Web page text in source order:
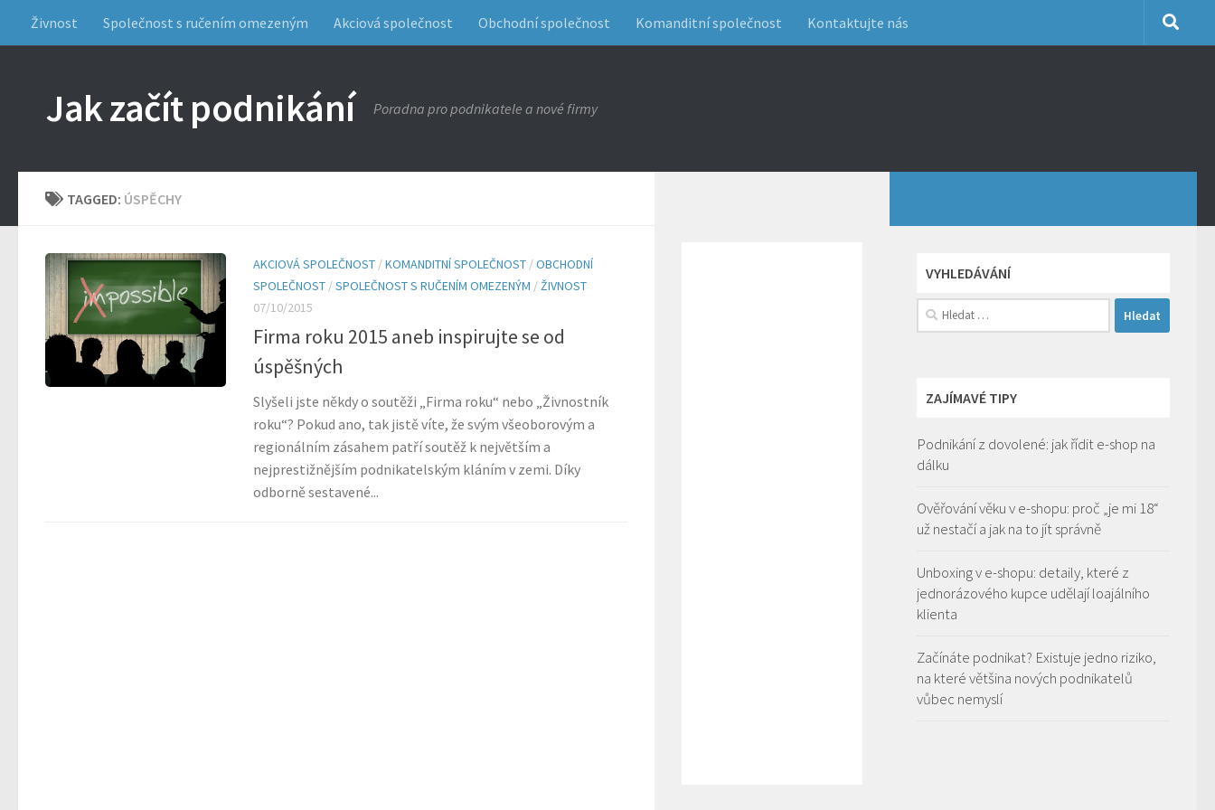
Živnost Společnost s ručením omezeným Akciová společnost Obchodní společnost Komanditní společnost Kontaktujte nás
Jak začít podnikání Poradna pro podnikatele a nové firmy
TAGGED: ÚSPĚCHY
AKCIOVÁ SPOLEČNOST /KOMANDITNÍ SPOLEČNOST /OBCHODNÍ
SPOLEČNOST /SPOLEČNOST S RUČENÍM OMEZENÝM /ŽIVNOST
07/10/2015
Firma roku 2015 aneb inspirujte se od
úspěšných
Slyšeli jste někdy o soutěži „Firma roku“ nebo „Živnostník
roku“? Pokud ano, tak jistě víte, že svým všeoborovým a
regionálním zásahem patří soutěž k největším a
nejprestižnějším podnikatelským kláním v zemi. Díky
odborně sestavené...
VYHLEDÁVÁNÍ
Vyhledávání
ZAJÍMAVÉ TIPY
Podnikání z dovolené: jak řídit e-shop na
dálku
Ověřování věku v e-shopu: proč „je mi 18“
už nestačí a jak na to jít správně
Unboxing v e-shopu: detaily, které z
jednorázového kupce udělají loajálního
klienta
Začínáte podnikat? Existuje jedno riziko,
na které většina nových podnikatelů
vůbec nemyslí